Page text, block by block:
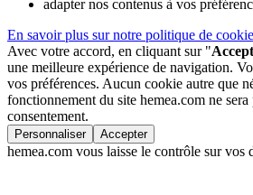
adapter nos contenus à vos
En savoir plus sur notre politique de
Avec votre accord, en cliquant sur "
une meilleure expérience de navigation.
vos préférences. Aucun cookie autre que
fonctionnement du site hemea.com ne sera
consentement.
Personnaliser Accepter
hemea.com vous laisse le contrôle sur vos